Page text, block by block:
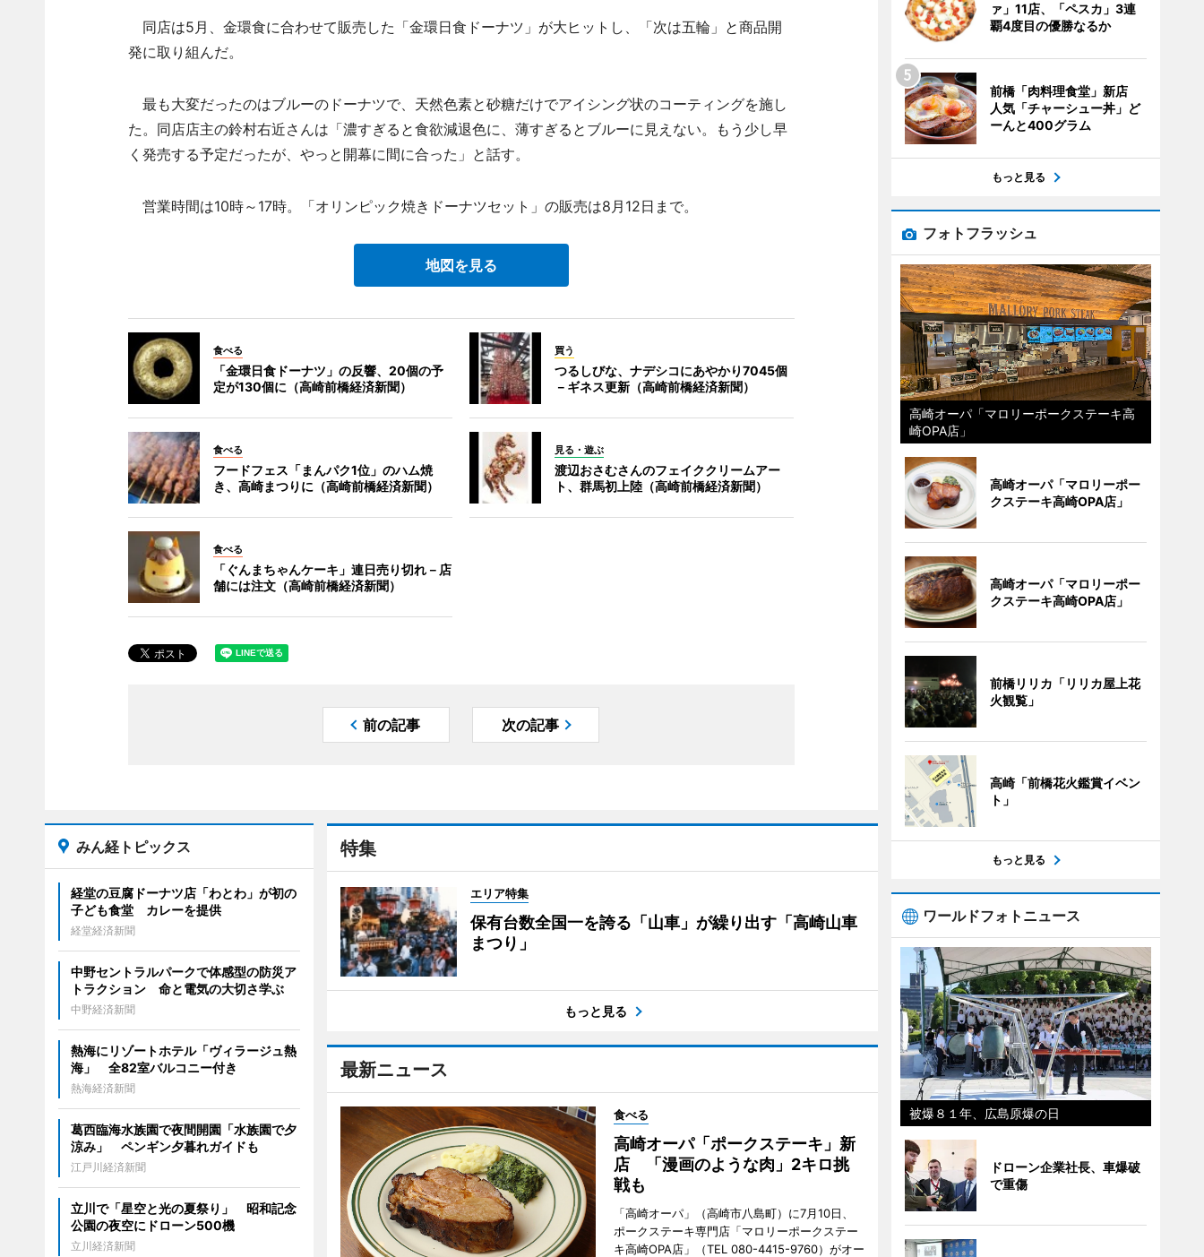
同店は5月、金環食に合わせて販売した「金環日食ドーナツ」が大ヒットし、「次は五輪」と商品開
発に取り組んだ。
最も大変だったのはブルーのドーナツで、天然色素と砂糖だけでアイシング状のコーティングを施し
た。同店店主の鈴村右近さんは「濃すぎると食欲減退色に、薄すぎるとブルーに見えない。もう少し早
く発売する予定だったが、やっと開幕に間に合った」と話す。
営業時間は10時～17時。「オリンピック焼きドーナツセット」の販売は8月12日まで。
地図を見る
食べる
「金環日食ドーナツ」の反響、20個の予
定が130個に（高崎前橋経済新聞）
買う
つるしびな、ナデシコにあやかり7045個
－ギネス更新（高崎前橋経済新聞）
食べる
フードフェス「まんパク1位」のハム焼
き、高崎まつりに（高崎前橋経済新聞）
見る・遊ぶ
渡辺おさむさんのフェイククリームアー
ト、群馬初上陸（高崎前橋経済新聞）
食べる
「ぐんまちゃんケーキ」連日売り切れ－店
舗には注文（高崎前橋経済新聞）
前の記事 次の記事
特集
エリア特集
保有台数全国一を誇る「山車」が繰り出す「高崎山車
まつり」
もっと見る
最新ニュース
食べる
高崎オーパ「ポークステーキ」新
店 「漫画のような肉」2キロ挑
戦も
「高崎オーパ」（高崎市八島町）に7月10日、
ポークステーキ専門店「マロリーポークステー
キ高崎OPA店」（TEL 080-4415-9760）がオー
みん経トピックス
経堂の豆腐ドーナツ店「わとわ」が初の
子ども食堂 カレーを提供
経堂経済新聞
中野セントラルパークで体感型の防災ア
トラクション 命と電気の大切さ学ぶ
中野経済新聞
熱海にリゾートホテル「ヴィラージュ熱
海」 全82室バルコニー付き
熱海経済新聞
葛西臨海水族園で夜間開園「水族園で夕
涼み」 ペンギン夕暮れガイドも
江戸川経済新聞
立川で「星空と光の夏祭り」 昭和記念
公園の夜空にドローン500機
立川経済新聞
ァ」11店、「ペスカ」3連
覇4度目の優勝なるか
前橋「肉料理食堂」新店
人気「チャーシュー丼」ど
ーんと400グラム
もっと見る
フォトフラッシュ
高崎オーパ「マロリーポークステーキ高
崎OPA店」
高崎オーパ「マロリーポー
クステーキ高崎OPA店」
高崎オーパ「マロリーポー
クステーキ高崎OPA店」
前橋リリカ「リリカ屋上花
火観覧」
高崎「前橋花火鑑賞イベン
ト」
もっと見る
ワールドフォトニュース
被爆８１年、広島原爆の日
ドローン企業社長、車爆破
で重傷